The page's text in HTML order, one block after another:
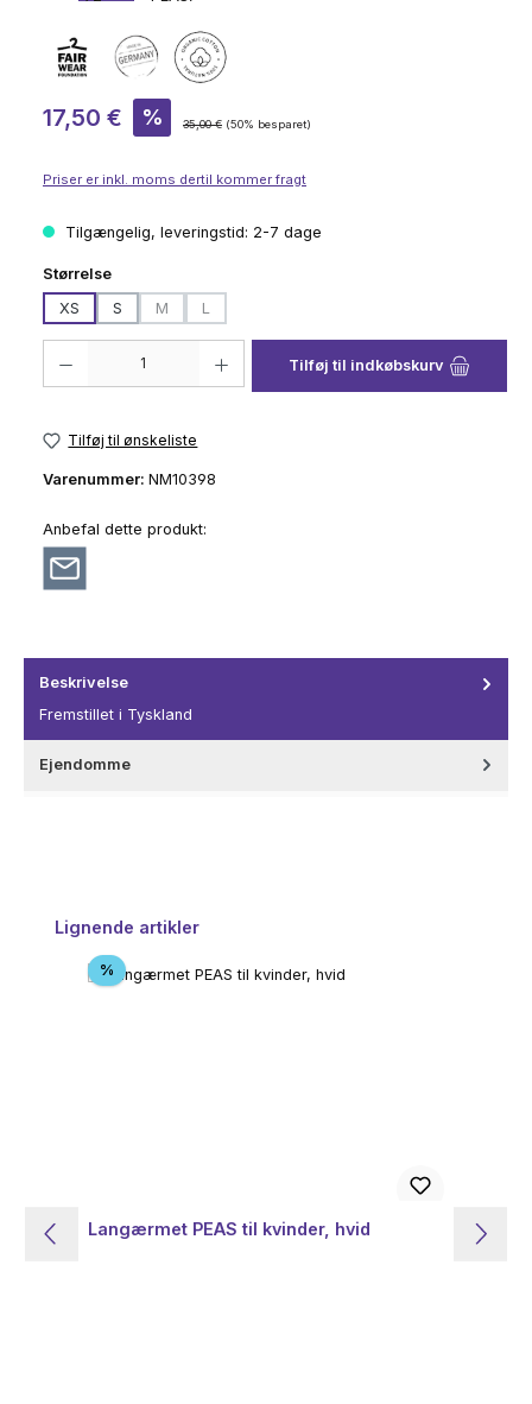
Salgspris:
17,50 € % Almindelig pris:
35,00 € (50% besparet)
Priser er inkl. moms dertil kommer fragt
Tilgængelig, leveringstid: 2-7 dage
Vælg
Størrelse
XS
S M
(Denne mulighed er i øjeblikket ikke tilgængelig.)
L
(Denne mulighed er i øjeblikket ikke tilgængelig.)
Tilføj til indkøbskurv
Tilføj til ønskeliste
Varenummer: NM10398
Anbefal dette produkt:
Beskrivelse
Fremstillet i Tyskland
Ejendomme
Spring produktgalleriet over
Lignende artikler
%Rabat
Langærmet PEAS til kvinder, hvid